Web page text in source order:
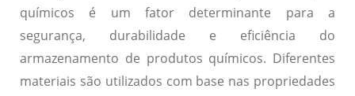
químicos é um fator determinante para a
segurança, durabilidade e eficiência do
armazenamento de produtos químicos. Diferentes
materiais são utilizados com base nas propriedades